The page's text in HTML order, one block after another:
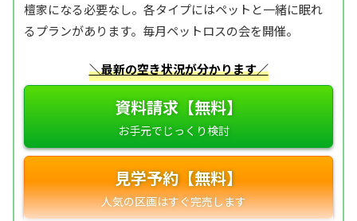
檀家になる必要なし。各タイプにはペットと一緒に眠れ
るプランがあります。毎月ペットロスの会を開催。
＼最新の空き状況が分かります／
資料請求【無料】
見学予約【無料】